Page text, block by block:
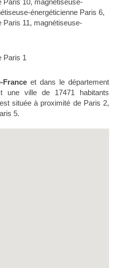
Paris 10, magnétiseuse-
énergéticienne Paris 6,
Paris 11, magnétiseuse-
Paris 1
France et dans le département
une ville de 17471 habitants
située à proximité de Paris 2,
5.